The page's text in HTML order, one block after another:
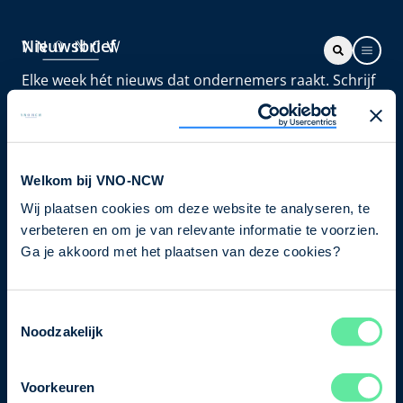
Welkom bij VNO-NCW
Wij plaatsen cookies om deze website te analyseren, te
verbeteren en om je van relevante informatie te voorzien.
Ga je akkoord met het plaatsen van deze cookies?
Noodzakelijk
Voorkeuren
Nieuwsbrief
Elke week hét nieuws dat ondernemers raakt. Schrijf
je nu in voor de VNO-NCW nieuwsbrief.
Schrijf je in
Direct naar
Ons verhaal
Bezuidenhoutseweg 12
T+31 70 349 03 49